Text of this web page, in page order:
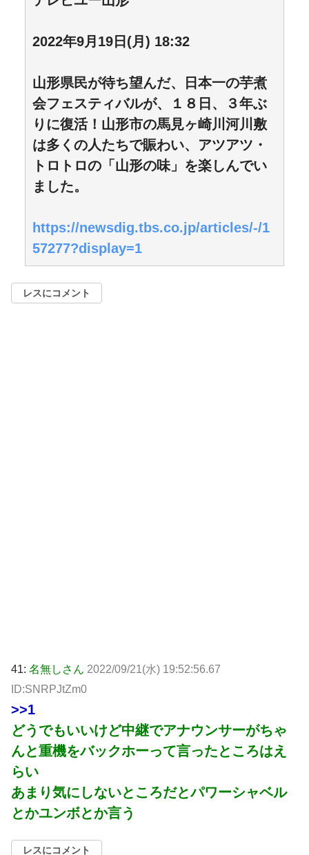
2022年9月19日(月) 18:32
山形県民が待ち望んだ、日本一の芋煮
会フェスティバルが、１８日、３年ぶ
りに復活！山形市の馬見ヶ崎川河川敷
は多くの人たちで賑わい、アツアツ・
トロトロの「山形の味」を楽しんでい
ました。
https://newsdig.tbs.co.jp/articles/-/1
57277?display=1
レスにコメント
41: 名無しさん 2022/09/21(水) 19:52:56.67
ID:SNRPJtZm0
>>1
どうでもいいけど中継でアナウンサーがちゃ
んと重機をバックホーって言ったところはえ
らい
あまり気にしないところだとパワーシャベル
とかユンボとか言う
レスにコメント